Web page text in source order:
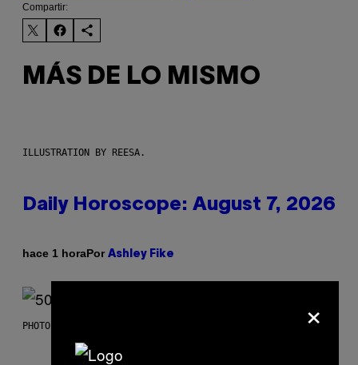
Compartir:
MÁS DE LO MISMO
ILLUSTRATION BY REESA.
Daily Horoscope: August 7, 2026
hace 1 horaPor Ashley Fike
PHOTO BY GREGORY BOJORQUEZ/GETTY IMAGES ×